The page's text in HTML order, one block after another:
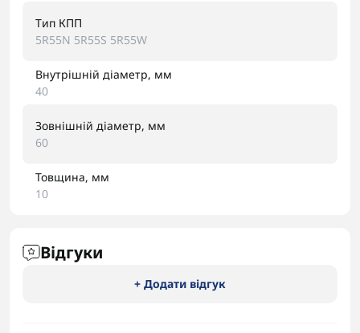
Тип КПП
5R55N 5R55S 5R55W
Внутрішній діаметр, мм
40
Зовнішній діаметр, мм
60
Товщина, мм
10
Відгуки
+ Додати відгук